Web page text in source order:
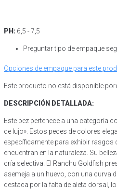
PH: 6,5 - 7,5
Preguntar tipo de empaque
Opciones de empaque para este
Este producto no está disponible
DESCRIPCIÓN DETALLADA:
Este pez pertenece a una categoría
de lujo». Estos peces de colores
específicamente para exhibir
encuentran en la naturaleza. Su
cría selectiva. El Ranchu Goldfish
asemeja a un huevo, con una curva
destaca por la falta de aleta dorsal,